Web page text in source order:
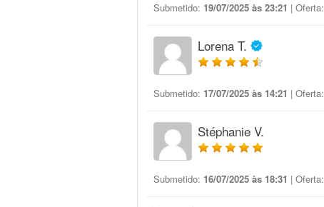
Submetido: 19/07/2025 às 23:21 | Oferta:
Lorena T.
Submetido: 17/07/2025 às 14:21 | Oferta:
Stéphanie V.
Submetido: 16/07/2025 às 18:31 | Oferta: